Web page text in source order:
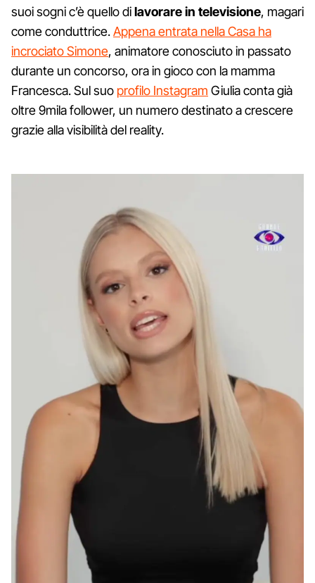
suoi sogni c’è quello dilavorare in televisione, magari
come conduttrice.Appena entrata nella Casa ha
incrociato Simone, animatore conosciuto in passato
durante un concorso, ora in gioco con la mamma
Francesca. Sul suo profilo Instagram Giulia conta già
oltre 9mila follower, un numero destinato a crescere
grazie alla visibilità del reality.